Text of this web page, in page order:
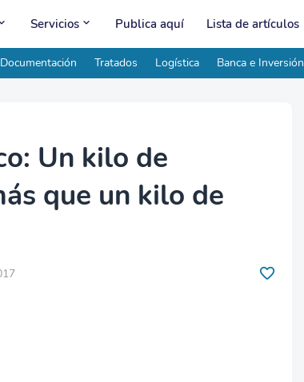
Servicios Publica aquí Lista de artículos
Documentación Tratados Logística Banca e Inversión
Un kilo de
que un kilo de